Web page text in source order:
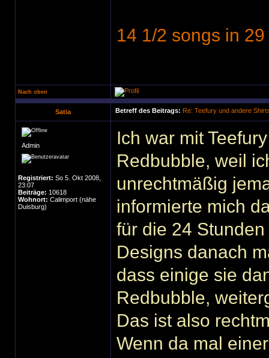
14 1/2 songs in
Nach oben
Satia Betreff des Beitrags: Re: Teefury und andere
Admin
Registriert: So 5. Okt 2008,
23:07
Beiträge: 10618
Wohnort: Calimport (nähe
Duisburg)
Ich war mit
Redbubble, weil
unrechtmäßig
informierte mich
für die 24
Designs danach
dass einige sie
Redbubble,
Das ist also
Wenn da mal